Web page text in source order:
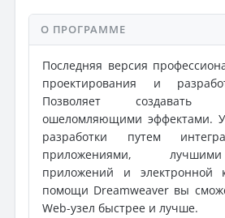
О ПРОГРАММЕ
Последняя версия
проектирования и
Позволяет
ошеломляющими эффектами.
разработки путем
приложениями,
приложений и электронной
помощи Dreamweaver вы
Web-узел быстрее и лучше.